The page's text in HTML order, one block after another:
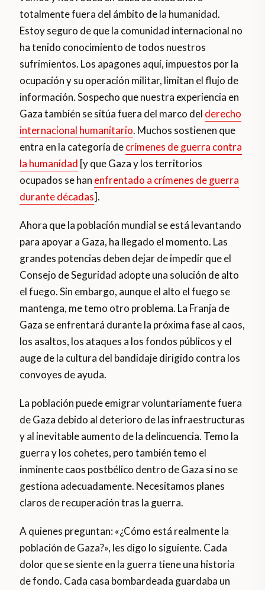
totalmente fuera del ámbito de la humanidad.
Estoy seguro de que la comunidad internacional no
ha tenido conocimiento de todos nuestros
sufrimientos. Los apagones aquí, impuestos por la
ocupación y su operación militar, limitan el flujo de
información. Sospecho que nuestra experiencia en
Gaza también se sitúa fuera del marco del derecho
internacional humanitario. Muchos sostienen que
entra en la categoría decrímenes de guerra contra
la humanidad [y que Gaza y los territorios
ocupados se han enfrentado a crímenes de guerra
durante décadas].
Ahora que la población mundial se está levantando
para apoyar a Gaza, ha llegado el momento. Las
grandes potencias deben dejar de impedir que el
Consejo de Seguridad adopte una solución de alto
el fuego. Sin embargo, aunque el alto el fuego se
mantenga, me temo otro problema. La Franja de
Gaza se enfrentará durante la próxima fase al caos,
los asaltos, los ataques a los fondos públicos y el
auge de la cultura del bandidaje dirigido contra los
convoyes de ayuda.
La población puede emigrar voluntariamente fuera
de Gaza debido al deterioro de las infraestructuras
y al inevitable aumento de la delincuencia. Temo la
guerra y los cohetes, pero también temo el
inminente caos postbélico dentro de Gaza si no se
gestiona adecuadamente. Necesitamos planes
claros de recuperación tras la guerra.
A quienes preguntan: «¿Cómo está realmente la
población de Gaza?», les digo lo siguiente. Cada
dolor que se siente en la guerra tiene una historia
de fondo. Cada casa bombardeada guardaba un